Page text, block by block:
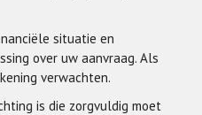
situatie en
over uw aanvraag. Als
verwachten.
is die zorgvuldig moet